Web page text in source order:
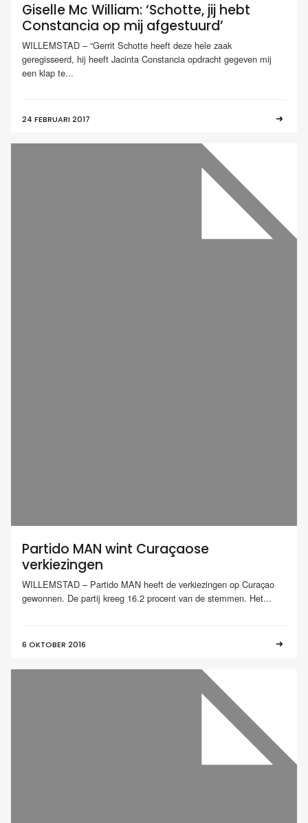
Giselle Mc William: ‘Schotte, jij hebt
Constancia op mij afgestuurd’
WILLEMSTAD – “Gerrit Schotte heeft deze hele zaak
geregisseerd, hij heeft Jacinta Constancia opdracht gegeven mij
een klap te...
24 FEBRUARI 2017
Partido MAN wint Curaçaose
verkiezingen
WILLEMSTAD – Partido MAN heeft de verkiezingen op Curaçao
gewonnen. De partij kreeg 16.2 procent van de stemmen. Het...
6 OKTOBER 2016